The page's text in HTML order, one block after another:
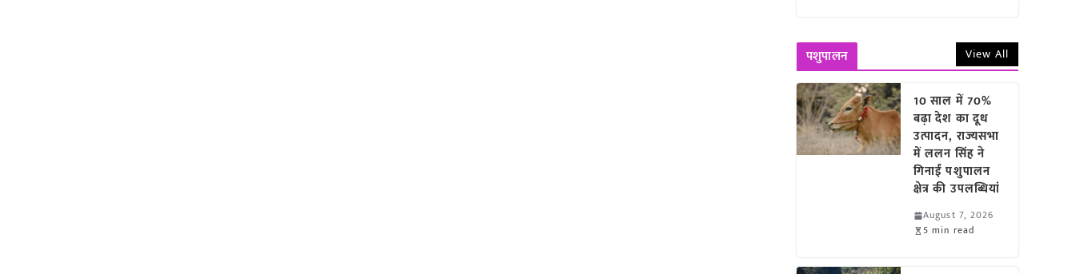
पशुपालन View All
10 साल में 70%
बढ़ा देश का दूध
उत्पादन, राज्यसभा
में ललन सिंह ने
गिनाईं पशुपालन
क्षेत्र की उपलब्धियां
August 7, 2026
5 min read